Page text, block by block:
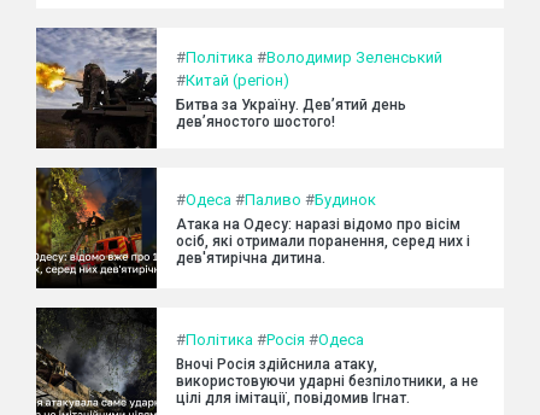
#Політика #Володимир Зеленський
#Китай (регіон)
Битва за Україну. Дев’ятий день
дев’яностого шостого!
#Одеса #Паливо #Будинок
Атака на Одесу: наразі відомо про вісім
осіб, які отримали поранення, серед них і
дев'ятирічна дитина.
#Політика #Росія #Одеса
Вночі Росія здійснила атаку,
використовуючи ударні безпілотники, а не
цілі для імітації, повідомив Ігнат.